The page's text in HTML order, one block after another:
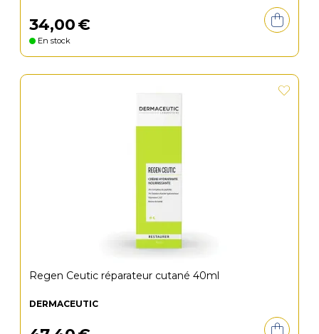
34,00€
En stock
Regen Ceutic réparateur cutané 40ml
DERMACEUTIC